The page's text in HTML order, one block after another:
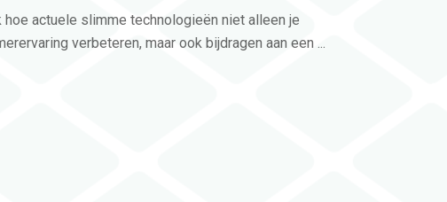
hoe actuele slimme technologieën niet alleen je
verbeteren, maar ook bijdragen aan een ...